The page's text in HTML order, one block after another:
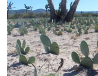
EAU
fortalecen
cooperación
científica-
técnica
en
zonas